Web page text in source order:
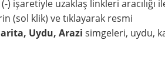
işaretiyle uzaklaş linkleri aracılığı
(sol klik) ve tıklayarak resmi
Uydu, Arazi simgeleri, uydu,